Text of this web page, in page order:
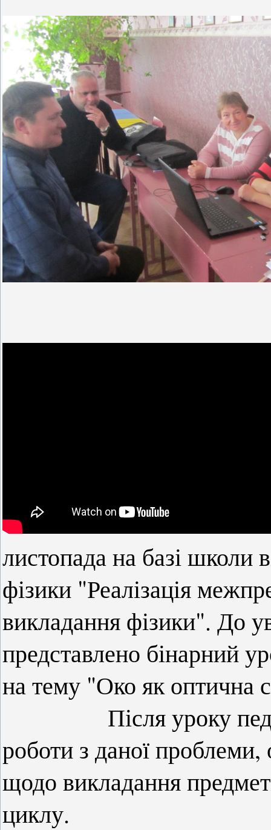
листопада на базі школи
фізики "Реалізація
викладання фізики". До
представлено бінарний
на тему "Око як оптична
Після уроку
роботи з даної
щодо викладання
циклу.